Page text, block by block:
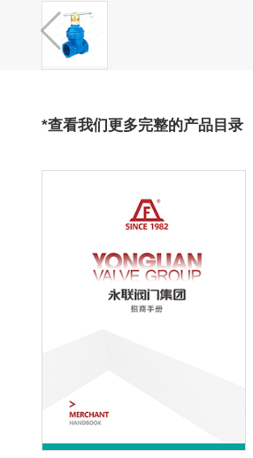
*查看我们更多完整的产品目录